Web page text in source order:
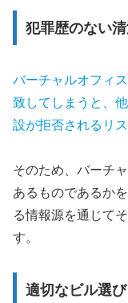
犯罪歴のない
バーチャルオフィ
致してしまうと、
設が拒否されるリ
そのため、バーチ
あるものであるか
る情報源を通じて
す。
適切なビル選